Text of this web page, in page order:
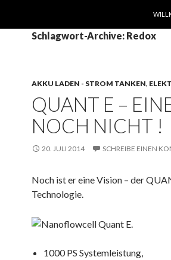
Schlagwort-Archive: Redox
AKKU LADEN - STROM TANKEN,
QUANT E –
NOCH NICHT !
20. JULI 2014 SCHREIBE EINEN
Noch ist er eine Vision – der
Technologie.
1000 PS Systemleistung,